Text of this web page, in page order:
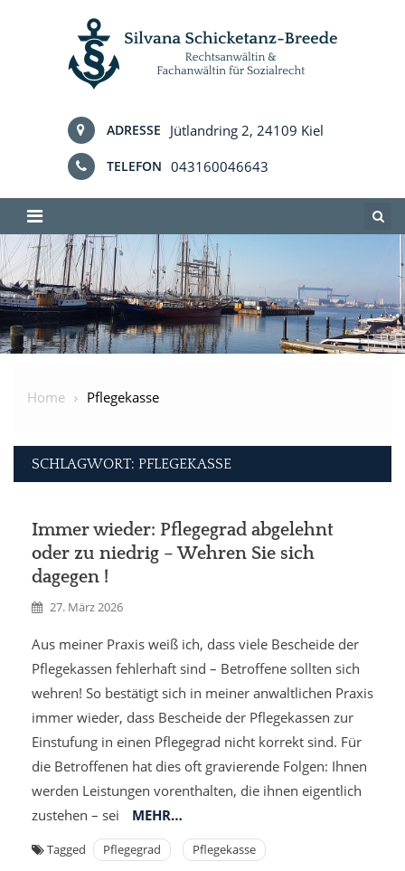
ADRESSE Jütlandring 2, 24109 Kiel
TELEFON 043160046643
Home Pflegekasse
SCHLAGWORT: PFLEGEKASSE
Immer wieder: Pflegegrad abgelehnt
oder zu niedrig – Wehren Sie sich
dagegen !
27. März 2026
Aus meiner Praxis weiß ich, dass viele Bescheide der
Pflegekassen fehlerhaft sind – Betroffene sollten sich
wehren! So bestätigt sich in meiner anwaltlichen Praxis
immer wieder, dass Bescheide der Pflegekassen zur
Einstufung in einen Pflegegrad nicht korrekt sind. Für
die Betroffenen hat dies oft gravierende Folgen: Ihnen
werden Leistungen vorenthalten, die ihnen eigentlich
zustehen – sei
MEHR…
Tagged Pflegegrad Pflegekasse